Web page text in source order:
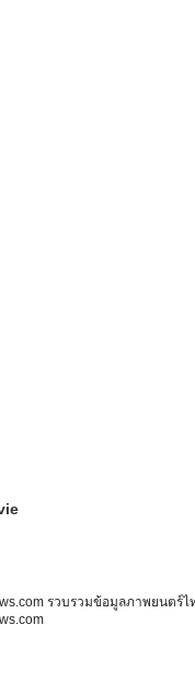
รวบรวมข้อมูลภาพยนตร์